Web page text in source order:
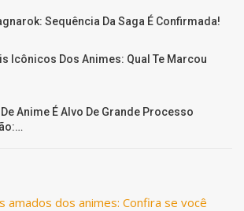
Sequência Da Saga É Confirmada!
Icônicos Dos Animes: Qual Te Marcou
Anime É Alvo De Grande Processo
amados dos animes: Confira se você